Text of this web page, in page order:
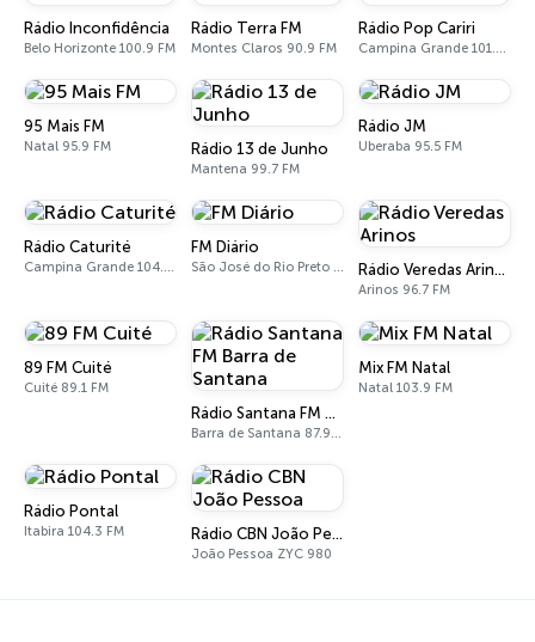
Rádio Inconfidência
Belo Horizonte 100.9 FM
Rádio Terra FM
Montes Claros 90.9 FM
Rádio Pop Cariri
Campina Grande 101.1 FM
95 Mais FM
Natal 95.9 FM Rádio 13 de Junho
Mantena 99.7 FM
Rádio JM
Uberaba 95.5 FM
Rádio Caturité
Campina Grande 104.1 FM
FM Diário
São José do Rio Preto 89.9 FM Rádio Veredas Arinos
Arinos 96.7 FM
89 FM Cuité
Cuité 89.1 FM
Rádio Santana FM Barra de Santana
Barra de Santana 87.9 FM
Mix FM Natal
Natal 103.9 FM
Rádio Pontal
Itabira 104.3 FM Rádio CBN João Pessoa
João Pessoa ZYC 980